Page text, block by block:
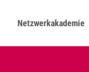
Netzwerkakademie